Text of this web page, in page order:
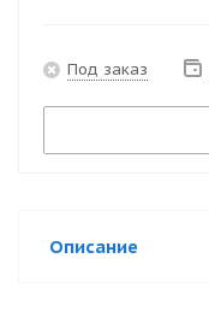
Под заказ
Описание